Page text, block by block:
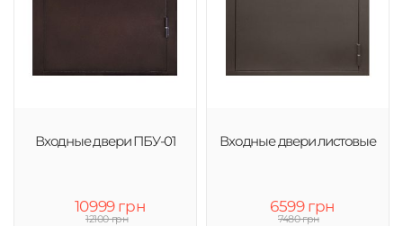
Входные двери ПБУ-01
10999 грн
12100 грн
Входные двери листовые
6599 грн
7480 грн